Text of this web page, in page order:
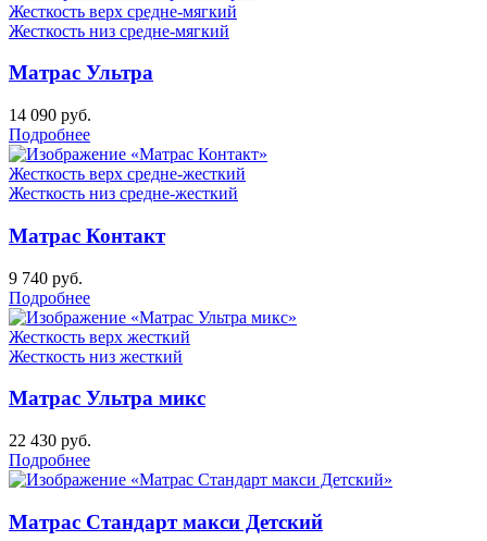
Жесткость верх средне-мягкий
Жесткость низ средне-мягкий
Матрас Ультра
14 090 руб.
Подробнее
Жесткость верх средне-жесткий
Жесткость низ средне-жесткий
Матрас Контакт
9 740 руб.
Подробнее
Жесткость верх жесткий
Жесткость низ жесткий
Матрас Ультра микс
22 430 руб.
Подробнее
Матрас Стандарт макси Детский